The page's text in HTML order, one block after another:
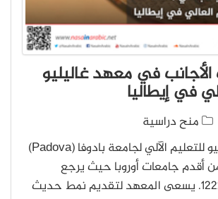
في معهد غاليليو
في إيطاليا
منح دراسية
يتبع معهد غاليليو للتعليم الآلي لجامعة بادوفا (Padova)
أقدم جامعات أوروبا حيث يرجع
تأسيسها للعام 1222. يسعى المعهد لتقديم نمط حديث